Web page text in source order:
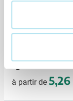
à partir de 5,26